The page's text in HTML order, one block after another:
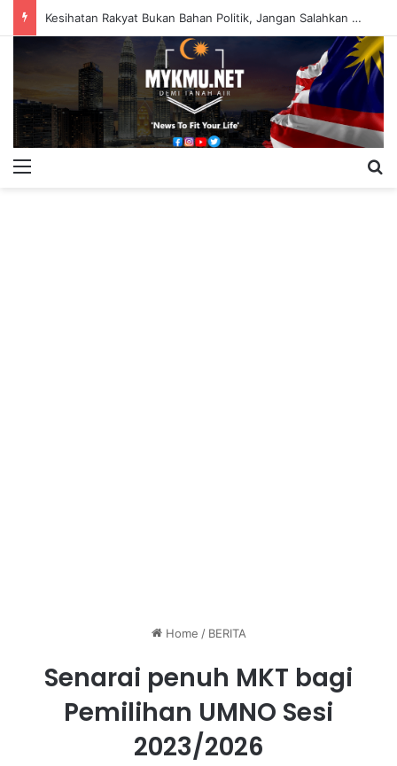
Kesihatan Rakyat Bukan Bahan Politik, Jangan Salahkan Onn Hafiz – Haslinda Salleh
Home / BERITA
Senarai penuh MKT bagi
Pemilihan UMNO Sesi
2023/2026